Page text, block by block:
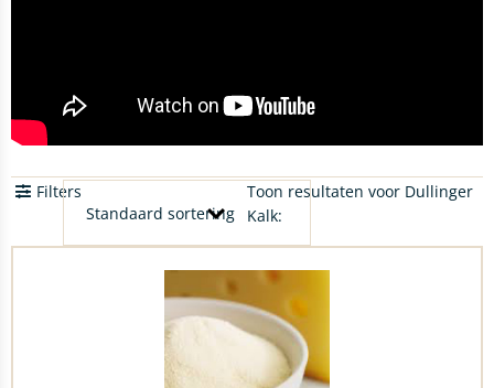
Toon resultaten voor Dullinger
Kalk:
Filters